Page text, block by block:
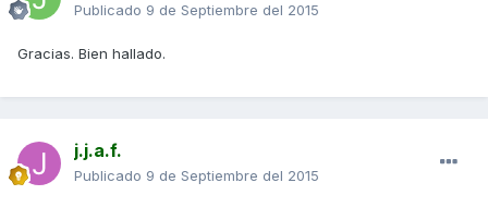
Publicado 9 de Septiembre del 2015
Gracias. Bien hallado.
j.j.a.f.
Publicado 9 de Septiembre del 2015